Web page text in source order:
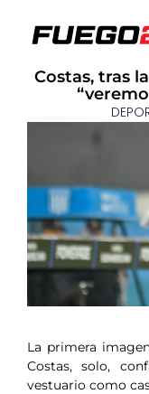
​Costas, tras
La primera
Costas, solo,
vestuario como